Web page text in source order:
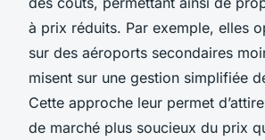
à prix réduits. Par exemple, elles
sur des aéroports secondaires
misent sur une gestion simplifiée
Cette approche leur permet
de marché plus soucieux du prix